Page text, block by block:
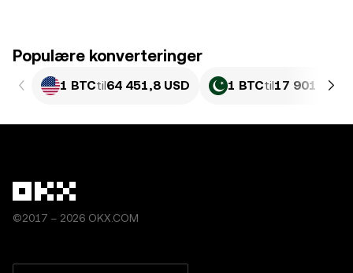
Populære konverteringer
1 BTCtil64 451,8 USD 1 BTCtil17 901
©2017 – 2026 OKX.COM